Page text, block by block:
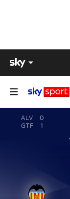
ALV
0
GTF
1